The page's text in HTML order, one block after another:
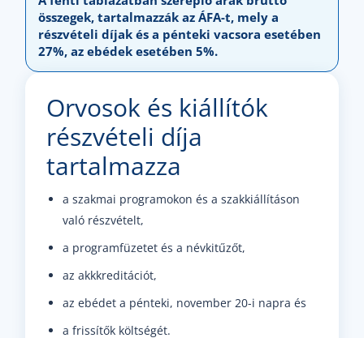
összegek, tartalmazzák az ÁFA-t, melya
részvételi díjak és a pénteki vacsora esetében
27%, az ebédek esetében 5%.
Orvosok és kiállítók
részvételi díja
tartalmazza
a szakmai programokon és a szakkiállításon
való részvételt,
a programfüzetet és a névkitűzőt,
az akkkreditációt,
az ebédet a pénteki, november 20-i napra és
a frissítők költségét.